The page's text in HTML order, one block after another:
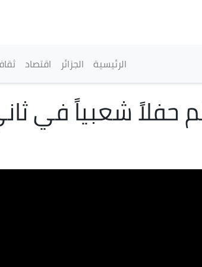
القائمة الرئيسية
الرئيسية الجزائر اقتصاد
حفلاً شعبياً في